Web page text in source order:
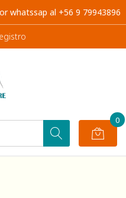
whatssap al +56 9 79943896
0